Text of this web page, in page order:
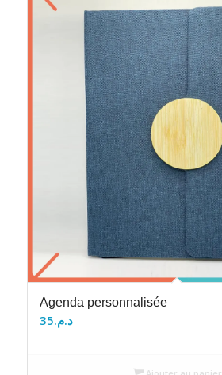
Agenda personnalisée
د.م.35